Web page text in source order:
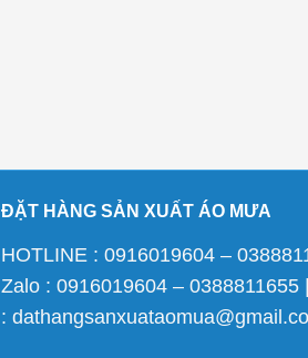
ĐẶT HÀNG SẢN XUẤT ÁO MƯA
HOTLINE : 0916019604 –
Zalo : 0916019604 – 0388811655
: